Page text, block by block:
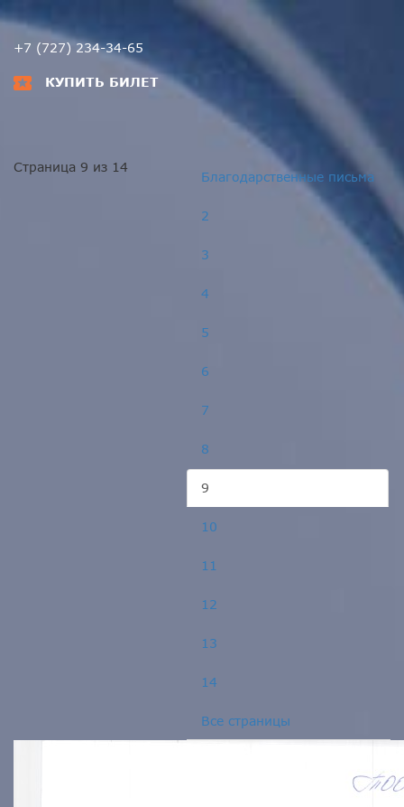
+7 (727) 234-34-65
КУПИТЬ БИЛЕТ
Благодарственные письма
2
3
4
5
6
7
8
9
10
11
12
13
14
Все страницы
Страница 9 из 14